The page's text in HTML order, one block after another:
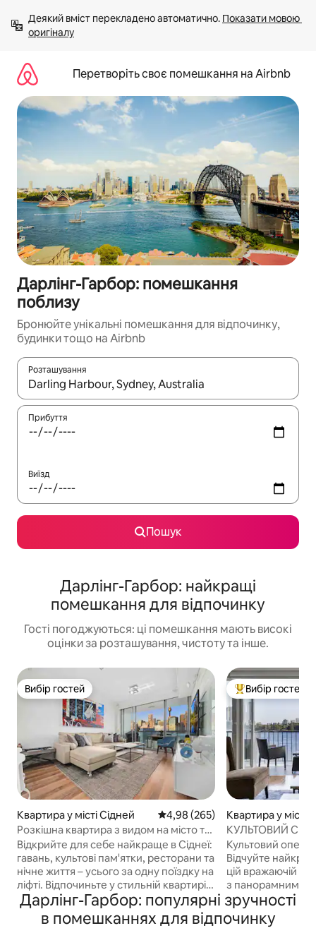
вмісту
Деякий вміст перекладено автоматично. Показати мовою
оригіналу
Перетворіть своє помешкання на Airbnb
Дарлінг-Гарбор: помешкання
поблизу
Бронюйте унікальні помешкання для відпочинку,
будинки тощо на Airbnb
Розташування
Отримавши результати пошуку, використовуйте для
Прибуття
Виїзд
Пошук
Дарлінг-Гарбор: найкращі
помешкання для відпочинку
Гості погоджуються: ці помешкання мають високі
оцінки за розташування, чистоту та інше.
Вибір гостей
Вибір гостей
Квартира у місті Сідней Середня оцінка: 4,98 з 5,
4,98 (265)
Розкішна квартира з видом на місто та
гавань Дарлінг-Харбор
Відкрийте для себе найкраще в Сіднеї:
гавань, культові пам'ятки, ресторани та
нічне життя – усього за одну поїздку на
ліфті. Відпочиньте у стильній квартирі з
сучасними творами мистецтва,
шкіряною зоною відпочинку та
приватним балконом з видом на
Топ вибір гостей
Вибір гостей
Квартира у місті
и
КУЛЬТОВИЙ
ОПЕРНИЙ ТЕАТР,
Культовий
Відчуйте
цій вражаючій
з панорамним
і портовий міст. Красиво облаштована,
сучасна кухня,
балкон,
Дарлінг-Гарбор: популярні зручності
в помешканнях для відпочинку